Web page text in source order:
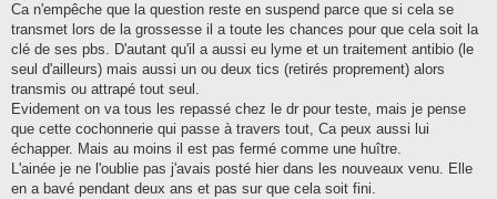
Ca n'empêche que la question reste en suspend parce que si cela se
transmet lors de la grossesse il a toute les chances pour que cela soit la
clé de ses pbs. D'autant qu'il a aussi eu lyme et un traitement antibio (le
seul d'ailleurs) mais aussi un ou deux tics (retirés proprement) alors
transmis ou attrapé tout seul.
Evidement on va tous les repassé chez le dr pour teste, mais je pense
que cette cochonnerie qui passe à travers tout, Ca peux aussi lui
échapper. Mais au moins il est pas fermé comme une huître.
L'ainée je ne l'oublie pas j'avais posté hier dans les nouveaux venu. Elle
en a bavé pendant deux ans et pas sur que cela soit fini.